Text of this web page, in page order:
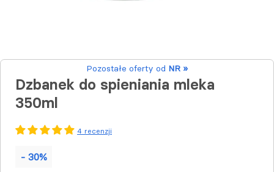
Pozostałe oferty od NR »
Dzbanek do spieniania mleka
350ml
4 recenzji
- 30%